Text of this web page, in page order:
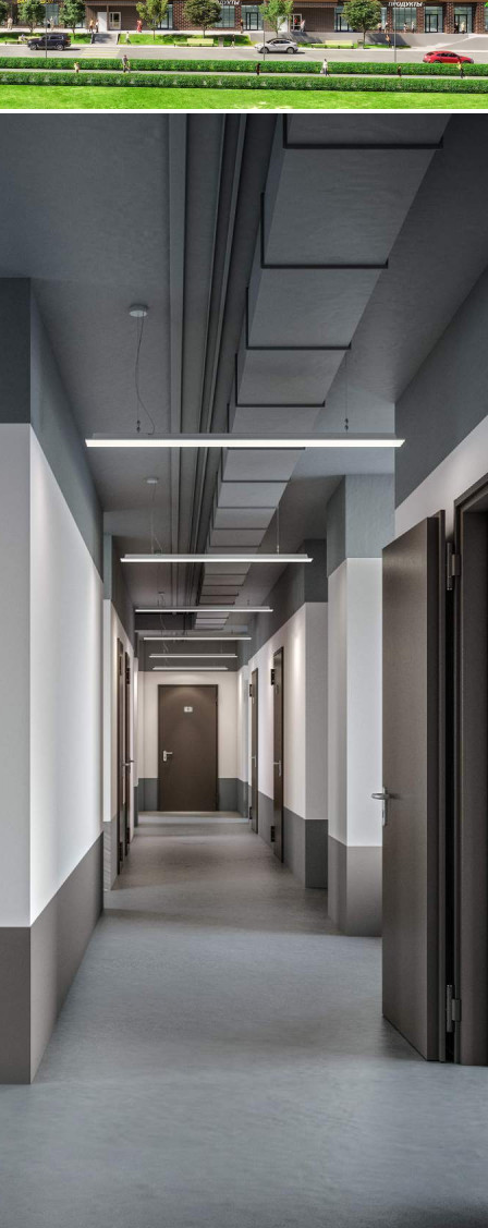
Продажа
118210 - Г. ЛЮБЕРЦЫ,
РОЖДЕСТВЕНСКАЯ
УЛИЦА, Д.6
Москва / Московская обл
Получить контакты Посмотреть на карте
Прямая продажа от застройщика! Кладовая номер 101К общей
площадью 5.6 кв. м на -1-м этаже в ЖК «1-й Лермонтовский».
Дополнительная скидка 2% на покупку 2-й и последующей
скидка до 2%. Скидку на вторую или последующую покупку
можно получить при приобретен...
Характеристики
О помещении
Где находится
Контакты
Другие объявления
Характеристики помещения
№ объявления
Дата размещения
27.09.2025
Город
Люберцы